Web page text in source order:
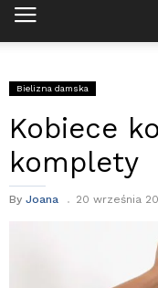
Bielizna damska
Kobiece
komplety
By Joana 20 września